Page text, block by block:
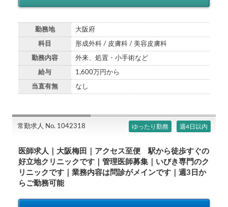
勤務地 大阪府
科目 形成外科 / 皮膚科 / 美容皮膚科
勤務内容 外来、処置・小手術など
給与 1,600万円から
当直有無 なし
常勤求人 No. 1042318 ゆったり勤務 週4日以内
医師求人｜大阪梅田｜アクセス至便 駅から徒歩すぐの
好立地クリニックです｜管理医師募集｜いびき専門のク
リニックです｜業務内容は問診がメインです｜週3日か
らご勤務可能